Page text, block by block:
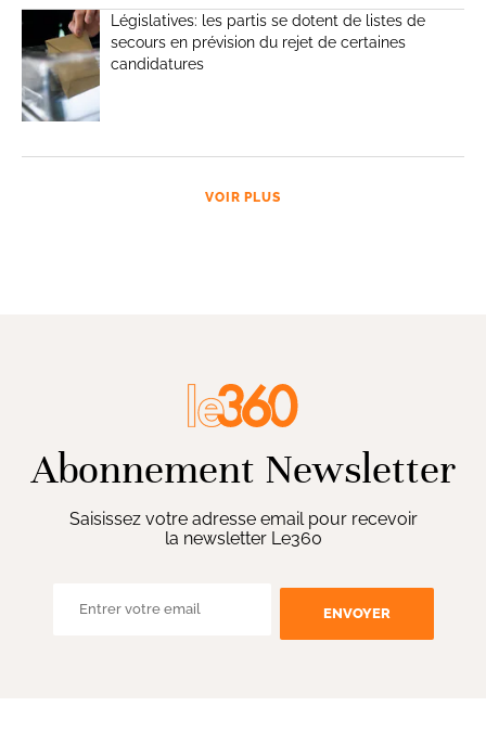
Législatives: les partis se dotent de listes de
secours en prévision du rejet de certaines
candidatures
VOIR PLUS
Abonnement Newsletter
Saisissez votre adresse email pour recevoir
la newsletter Le360
ENVOYER